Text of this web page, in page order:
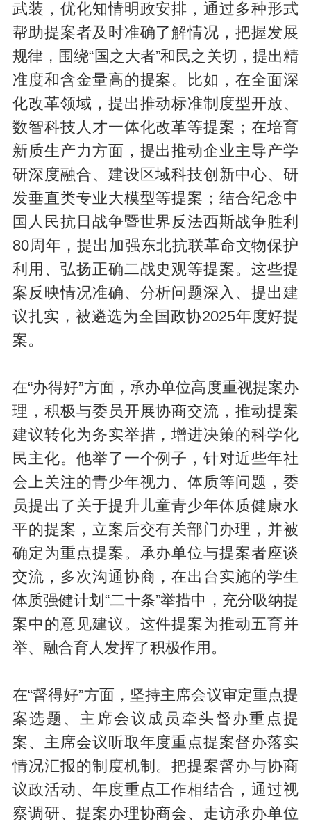
武装，优化知情明政安排，通过多种形式
帮助提案者及时准确了解情况，把握发展
规律，围绕“国之大者”和民之关切，提出精
准度和含金量高的提案。比如，在全面深
化改革领域，提出推动标准制度型开放、
数智科技人才一体化改革等提案；在培育
新质生产力方面，提出推动企业主导产学
研深度融合、建设区域科技创新中心、研
发垂直类专业大模型等提案；结合纪念中
国人民抗日战争暨世界反法西斯战争胜利
80周年，提出加强东北抗联革命文物保护
利用、弘扬正确二战史观等提案。这些提
案反映情况准确、分析问题深入、提出建
议扎实，被遴选为全国政协2025年度好提
案。
在“办得好”方面，承办单位高度重视提案办
理，积极与委员开展协商交流，推动提案
建议转化为务实举措，增进决策的科学化
民主化。他举了一个例子，针对近些年社
会上关注的青少年视力、体质等问题，委
员提出了关于提升儿童青少年体质健康水
平的提案，立案后交有关部门办理，并被
确定为重点提案。承办单位与提案者座谈
交流，多次沟通协商，在出台实施的学生
体质强健计划“二十条”举措中，充分吸纳提
案中的意见建议。这件提案为推动五育并
举、融合育人发挥了积极作用。
在“督得好”方面，坚持主席会议审定重点提
案选题、主席会议成员牵头督办重点提
案、主席会议听取年度重点提案督办落实
情况汇报的制度机制。把提案督办与协商
议政活动、年度重点工作相结合，通过视
察调研、提案办理协商会、走访承办单位